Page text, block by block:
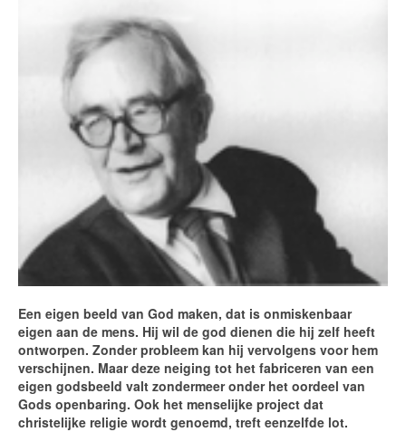
Een eigen beeld van God maken, dat is onmiskenbaar
eigen aan de mens. Hij wil de god dienen die hij zelf heeft
ontworpen. Zonder probleem kan hij vervolgens voor hem
verschijnen. Maar deze neiging tot het fabriceren van een
eigen godsbeeld valt zondermeer onder het oordeel van
Gods openbaring. Ook het menselijke project dat
christelijke religie wordt genoemd, treft eenzelfde lot.